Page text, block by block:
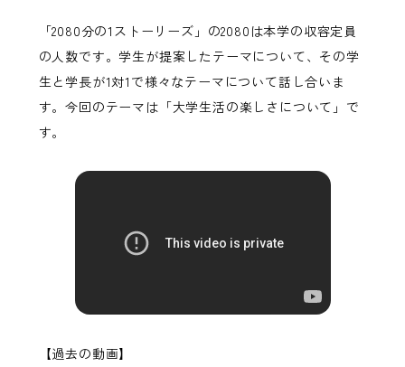
「2080分の1ストーリーズ」の2080は本学の収容定員
の人数です。学生が提案したテーマについて、その学
生と学長が1対1で様々なテーマについて話し合いま
す。今回のテーマは「大学生活の楽しさについて」で
す。
【過去の動画】